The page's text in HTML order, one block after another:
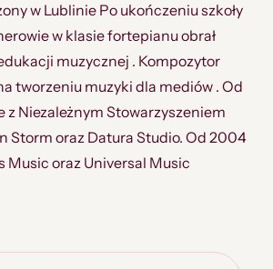
w Lublinie Po ukończeniu szkoły
w klasie fortepianu obrał
muzycznej . Kompozytor
tworzeniu muzyki dla mediów . Od
z Niezależnym Stowarzyszeniem
Storm oraz Datura Studio. Od 2004
Music oraz Universal Music